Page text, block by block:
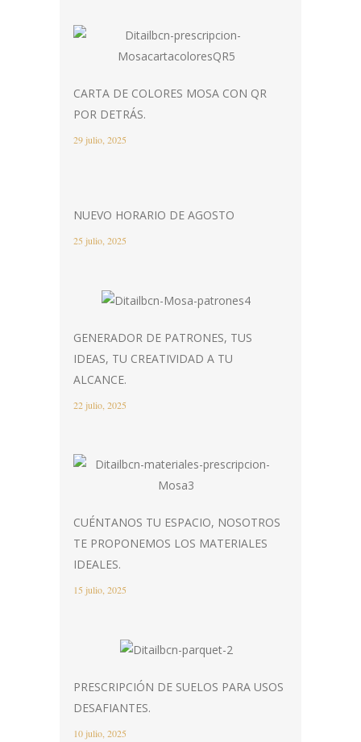
CARTA DE COLORES MOSA CON QR
POR DETRÁS.
29 julio, 2025
NUEVO HORARIO DE AGOSTO
25 julio, 2025
GENERADOR DE PATRONES, TUS
IDEAS, TU CREATIVIDAD A TU
ALCANCE.
22 julio, 2025
CUÉNTANOS TU ESPACIO, NOSOTROS
TE PROPONEMOS LOS MATERIALES
IDEALES.
15 julio, 2025
PRESCRIPCIÓN DE SUELOS PARA USOS
DESAFIANTES.
10 julio, 2025